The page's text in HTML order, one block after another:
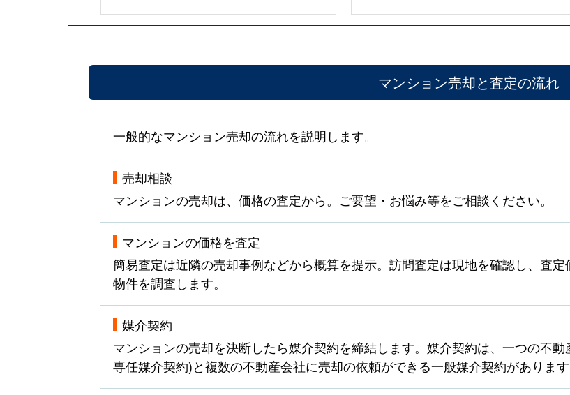
マンション売却と査定の流れ
一般的なマンション売却の流れを説明します。
売却相談
マンションの売却は、価格の査定から。ご要望・お悩み等をご相談ください。
マンションの価格を査定
簡易査定は近隣の売却事例などから概算を提示。訪問査定は現地を確認し、査
物件を調査します。
媒介契約
マンションの売却を決断したら媒介契約を締結します。媒介契約は、一つの不
専任媒介契約)と複数の不動産会社に売却の依頼ができる一般媒介契約があります